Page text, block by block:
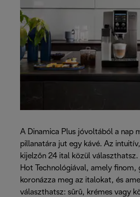
A Dinamica Plus jóvoltából a nap
pillanatára jut egy kávé. Az
kijelzőn 24 ital közül
Hot Technológiával, amely finom,
koronázza meg az italokat, és
választhatsz: sűrű, krémes vagy